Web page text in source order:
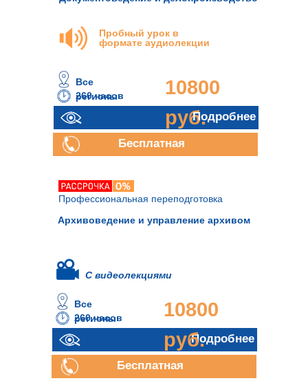
260 часов
10800
руб.
Все
регионы
Подробнее
Бесплатная
Пробный урок в
формате аудиолекции
Бесплатная
Подробнее
Профессиональная переподготовка
Все
регионы
10800
руб.
260 часов
Архивоведение и управление архивом
С видеолекциями